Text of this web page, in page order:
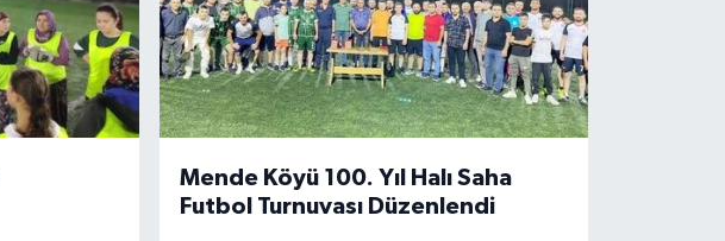
Mende Köyü 100. Yıl Halı Saha
Futbol Turnuvası Düzenlendi